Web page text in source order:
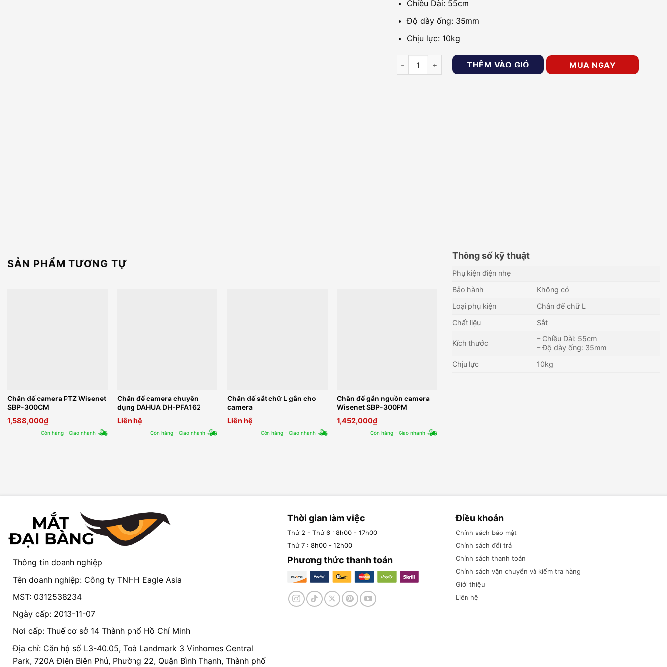
Chiều Dài: 55cm
Độ dày ống: 35mm
Chịu lực: 10kg
Chân đế sắt chữ L 903 gắn cho camera số lượng
THÊM VÀO GIỎ MUA NGAY
SẢN PHẨM TƯƠNG TỰ
Chân đế camera PTZ Wisenet
SBP-300CM
1,588,000₫
Còn hàng - Giao nhanh
Chân đế camera chuyên
dụng DAHUA DH-PFA162
Liên hệ
Còn hàng - Giao nhanh
Chân đế sắt chữ L gắn cho
camera
Liên hệ
Còn hàng - Giao nhanh
Chân đế gắn nguồn camera
Wisenet SBP-300PM
1,452,000₫
Còn hàng - Giao nhanh
Thông số kỹ thuật
Phụ kiện điện nhẹ
Bảo hành
Không có
Loại phụ kiện
Chân đế chữ L
Chất liệu
Sắt
Kích thước
– Chiều Dài: 55cm
– Độ dày ống: 35mm
Chịu lực
10kg
Thông tin doanh nghiệp
Tên doanh nghiệp: Công ty TNHH Eagle Asia
MST: 0312538234
Ngày cấp: 2013-11-07
Nơi cấp: Thuế cơ sở 14 Thành phố Hồ Chí Minh
Địa chỉ: Căn hộ số L3-40.05, Toà Landmark 3 Vinhomes Central
Park, 720A Điện Biên Phủ, Phường 22, Quận Bình Thạnh, Thành phố
Thời gian làm việc
Thứ 2 - Thứ 6 : 8h00 - 17h00
Thứ 7 : 8h00 - 12h00
Phương thức thanh toán
Điều khoản
Chính sách bảo mật
Chính sách đổi trả
Chính sách thanh toán
Chính sách vận chuyển và kiểm tra hàng
Giới thiệu
Liên hệ